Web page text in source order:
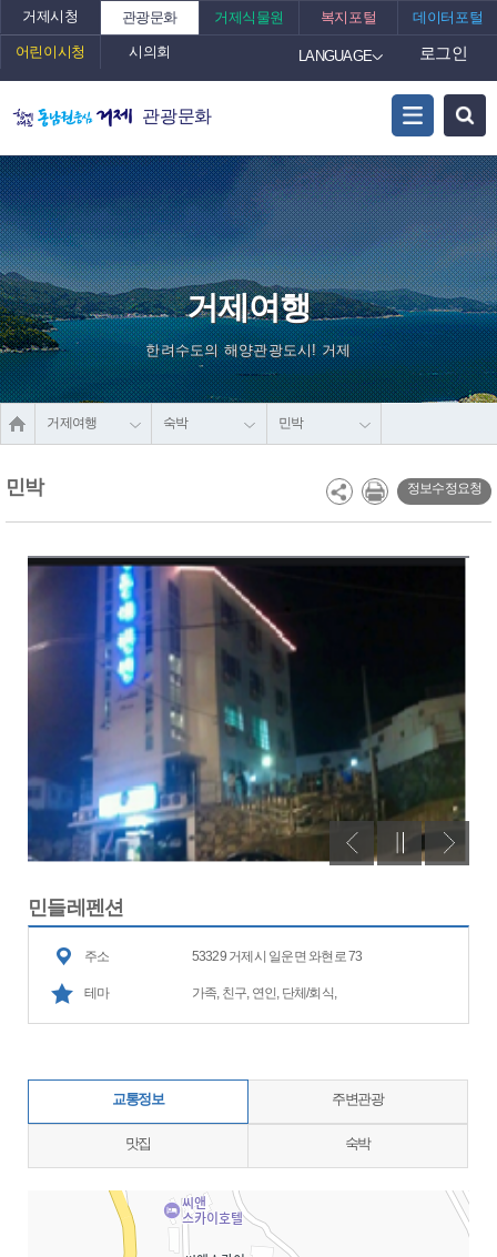
거제시청 관광문화 거제식물원 복지포털 데이터포털
어린이시청 시의회 LANGUAGE 로그인
관광문화
거제여행
한려수도의 해양관광도시! 거제
거제여행 숙박 민박
민박 정보수정요청
민들레펜션
주소 53329 거제시 일운면 와현로 73
테마 가족, 친구, 연인, 단체/회식,
교통정보 주변관광
맛집 숙박
지도삽입 (가로100%)